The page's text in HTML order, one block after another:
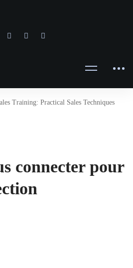
Training: Practical Sales Techniques
connecter pour